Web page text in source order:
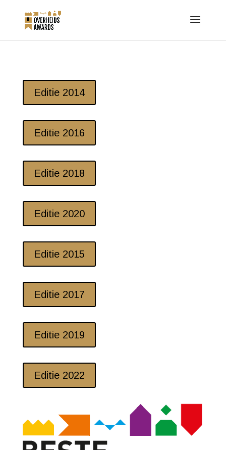
Editie 2014
Editie 2016
Editie 2018
Editie 2020
Editie 2015
Editie 2017
Editie 2019
Editie 2022